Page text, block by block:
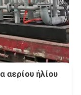
αερίου ήλίου